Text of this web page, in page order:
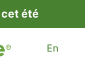
été
En